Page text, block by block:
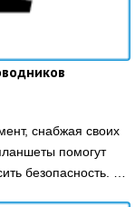
снабжая своих
помогут
безопасность. …